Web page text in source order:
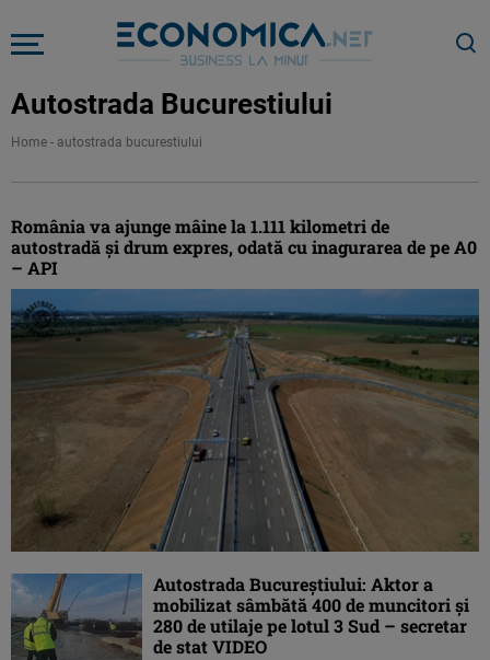
Autostrada Bucurestiului
Home - autostrada bucurestiului
România va ajunge mâine la 1.111 kilometri de
autostradă și drum expres, odată cu inagurarea de pe A0
– API
Autostrada Bucureștiului: Aktor a
mobilizat sâmbătă 400 de muncitori și
280 de utilaje pe lotul 3 Sud – secretar
de stat VIDEO